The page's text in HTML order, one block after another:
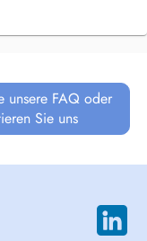
unsere FAQ oder
Sie uns